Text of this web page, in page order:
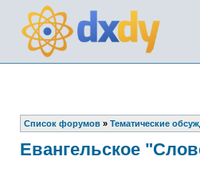
Список форумов » Тематические
Евангельское